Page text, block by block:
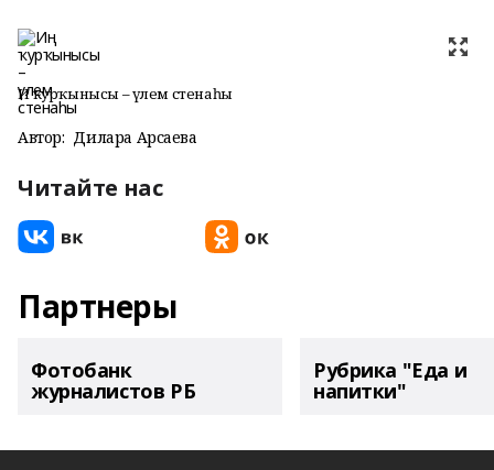
Иң ҡурҡынысы – үлем стенаһы
Автор: Дилара Арсаева
Читайте нас
Партнеры
Фотобанк
журналистов РБ
Рубрика "Еда и
напитки"